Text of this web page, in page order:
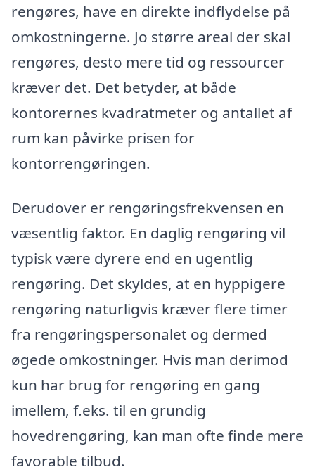
rengøres, have en direkte indflydelse på
omkostningerne. Jo større areal der skal
rengøres, desto mere tid og ressourcer
kræver det. Det betyder, at både
kontorernes kvadratmeter og antallet af
rum kan påvirke prisen for
kontorrengøringen.
Derudover er rengøringsfrekvensen en
væsentlig faktor. En daglig rengøring vil
typisk være dyrere end en ugentlig
rengøring. Det skyldes, at en hyppigere
rengøring naturligvis kræver flere timer
fra rengøringspersonalet og dermed
øgede omkostninger. Hvis man derimod
kun har brug for rengøring en gang
imellem, f.eks. til en grundig
hovedrengøring, kan man ofte finde mere
favorable tilbud.